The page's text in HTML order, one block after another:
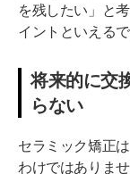
を残したい」と
イントといえるで
将来的に交
らない
セラミック矯正
わけではありませ